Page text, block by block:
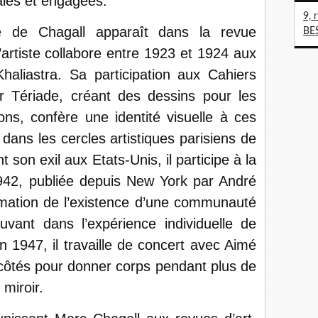
de Chagall apparaît dans la revue
collabore entre 1923 et 1924 aux
Sa participation aux Cahiers
Tériade, créant des dessins pour les
confère une identité visuelle à ces
les cercles artistiques parisiens de
son exil aux Etats-Unis, il participe à la
publiée depuis New York par André
de l’existence d’une communauté
dans l’expérience individuelle de
1947, il travaille de concert avec Aimé
pour donner corps pendant plus de
9,